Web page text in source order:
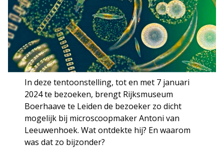
In deze tentoonstelling, tot en met 7 januari
2024 te bezoeken, brengt Rijksmuseum
Boerhaave te Leiden de bezoeker zo dicht
mogelijk bij microscoopmaker Antoni van
Leeuwenhoek. Wat ontdekte hij? En waarom
was dat zo bijzonder?